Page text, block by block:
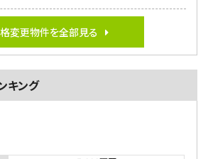
変更物件を全部見る
キング